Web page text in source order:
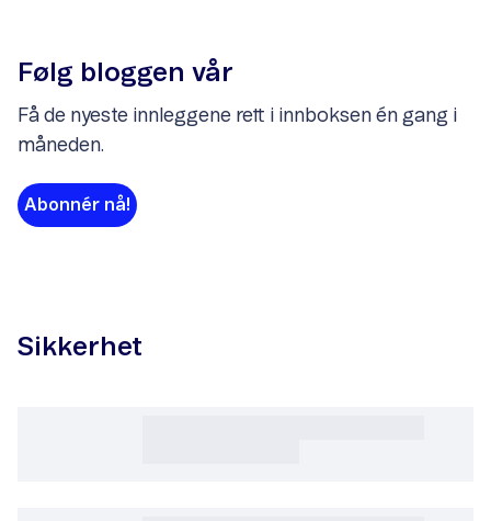
Følg bloggen vår
Få de nyeste innleggene rett i innboksen én gang i
måneden.
Abonnér nå!
Sikkerhet